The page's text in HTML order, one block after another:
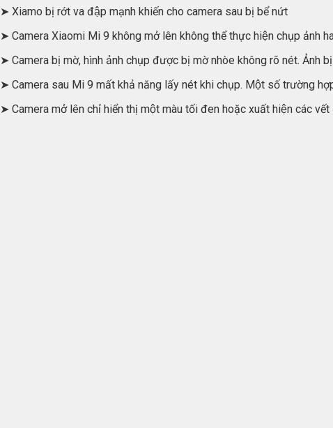
➤ Xiamo bị rớt va đập mạnh khiến cho camera sau bị bể nứt
➤ Camera Xiaomi Mi 9 không mở lên không thể thực hiện chụp ảnh
➤ Camera bị mờ, hình ảnh chụp được bị mờ nhòe không rõ nét. Ảnh
➤ Camera sau Mi 9 mất khả năng lấy nét khi chụp. Một số trường
➤ Camera mở lên chỉ hiển thị một màu tối đen hoặc xuất hiện các